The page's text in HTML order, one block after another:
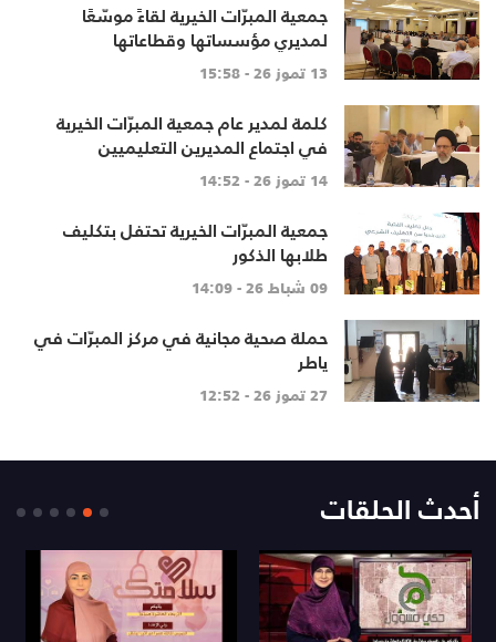
جمعية المبرّات الخيرية لقاءً موسّعًا
لمديري مؤسساتها وقطاعاتها
13 تموز 26 - 15:58
كلمة لمدير عام جمعية المبرّات الخيرية
في اجتماع المديرين التعليميين
14 تموز 26 - 14:52
جمعية المبرّات الخيرية تحتفل بتكليف
طلابها الذكور
09 شباط 26 - 14:09
حملة صحية مجانية في مركز المبرّات في
ياطر
27 تموز 26 - 12:52
أحدث الحلقات